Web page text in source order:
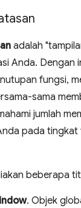
adalah
Anda. Dengan
fungsi,
sama
jumlah
pada
beberapa
. Objek